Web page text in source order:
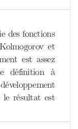
des fonctions
et
est assez
définition à
résultat est